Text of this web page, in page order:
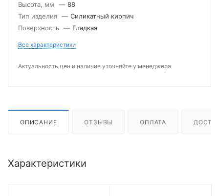
Высота, мм
— 88
Тип изделия — Силикатный кирпич
Поверхность — Гладкая
Все характеристики
Актуальность цен и наличие уточняйте у менеджера
ОПИСАНИЕ ОТЗЫВЫ ОПЛАТА
Характеристики